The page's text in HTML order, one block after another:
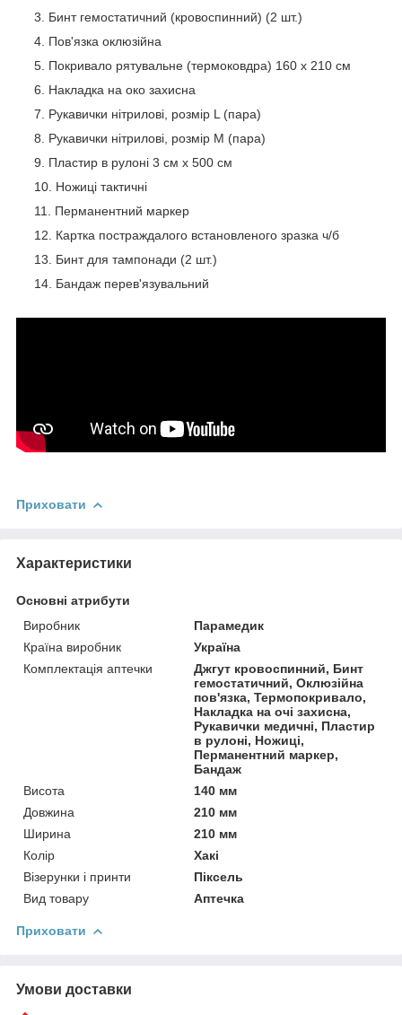
Бинт гемостатичний (кровоспинний) (2 шт.)
Пов'язка оклюзійна
Покривало рятувальне (термоковдра) 160 х 210 см
Накладка на око захисна
Рукавички нітрилові, розмір L (пара)
Рукавички нітрилові, розмір М (пара)
Пластир в рулоні 3 см х 500 см
Ножиці тактичні
Перманентний маркер
Картка постраждалого встановленого зразка ч/б
Бинт для тампонади (2 шт.)
Бандаж перев'язувальний
Приховати
Характеристики
Основні атрибути
Виробник
Парамедик
Країна виробник
Україна
Комплектація аптечки
Джгут кровоспинний, Бинт
гемостатичний, Оклюзійна
пов'язка, Термопокривало,
Накладка на очі захисна,
Рукавички медичні, Пластир
в рулоні, Ножиці,
Перманентний маркер,
Бандаж
Висота
140 мм
Довжина
210 мм
Ширина
210 мм
Колір
Хакі
Візерунки і принти
Піксель
Вид товару
Аптечка
Приховати
Умови доставки